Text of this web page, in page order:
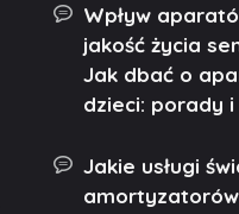
Wpływ
jakość życia
Jak dbać o
dzieci: porady
Jakie usługi